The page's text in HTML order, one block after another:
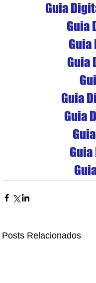
Guia
Guia
Guia
Guia
Guia
Guia
Posts Relacionados